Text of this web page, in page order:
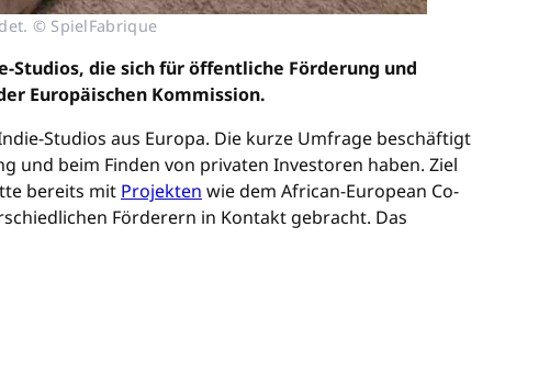
© SpielFabrique
die sich für öffentliche Förderung und
Europäischen Kommission.
Studios aus Europa. Die kurze Umfrage beschäftigt
und beim Finden von privaten Investoren haben. Ziel
bereits mit Projekten wie dem African-European Co-
Förderern in Kontakt gebracht. Das